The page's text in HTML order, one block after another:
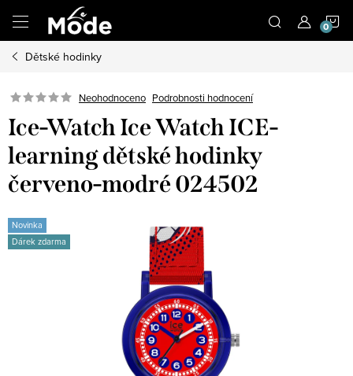
obsah
Dětské hodinky
Neohodnoceno Podrobnosti hodnocení
Ice-Watch Ice Watch ICE-
learning dětské hodinky
červeno-modré 024502
Novinka
Dárek zdarma